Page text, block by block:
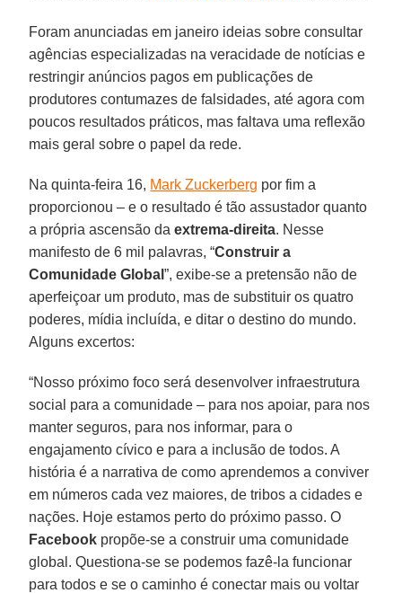
Foram anunciadas em janeiro ideias sobre consultar
agências especializadas na veracidade de notícias e
restringir anúncios pagos em publicações de
produtores contumazes de falsidades, até agora com
poucos resultados práticos, mas faltava uma reflexão
mais geral sobre o papel da rede.
Na quinta-feira 16, Mark Zuckerberg por fim a
proporcionou – e o resultado é tão assustador quanto
a própria ascensão daextrema-direita. Nesse
manifesto de 6 mil palavras, “Construir a
Comunidade Global”, exibe-se a pretensão não de
aperfeiçoar um produto, mas de substituir os quatro
poderes, mídia incluída, e ditar o destino do mundo.
Alguns excertos:
“Nosso próximo foco será desenvolver infraestrutura
social para a comunidade – para nos apoiar, para nos
manter seguros, para nos informar, para o
engajamento cívico e para a inclusão de todos. A
história é a narrativa de como aprendemos a conviver
em números cada vez maiores, de tribos a cidades e
nações. Hoje estamos perto do próximo passo. O
Facebook propõe-se a construir uma comunidade
global. Questiona-se se podemos fazê-la funcionar
para todos e se o caminho é conectar mais ou voltar